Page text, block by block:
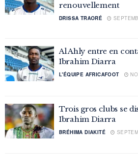
renouvellement
DRISSA TRAORÉ
Al Ahly entre en
Ibrahim Diarra
L'ÉQUIPE AFRICAFOOT
Trois gros clubs se
Ibrahim Diarra
BRÉHIMA DIAKITÉ